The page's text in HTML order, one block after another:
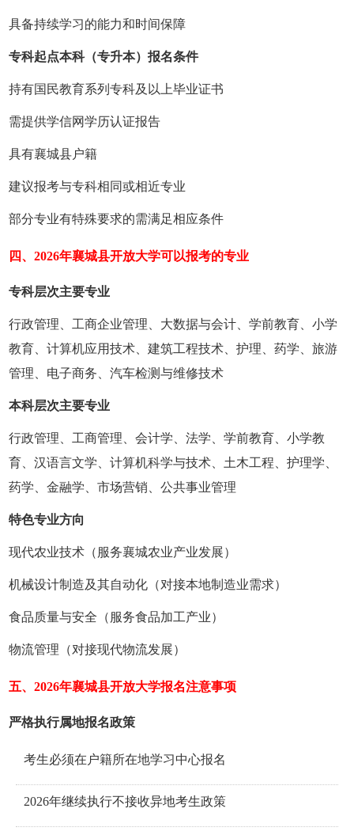
具备持续学习的能力和时间保障
专科起点本科（专升本）报名条件
持有国民教育系列专科及以上毕业证书
需提供学信网学历认证报告
具有襄城县户籍
建议报考与专科相同或相近专业
部分专业有特殊要求的需满足相应条件
四、2026年襄城县开放大学可以报考的专业
专科层次主要专业
行政管理、工商企业管理、大数据与会计、学前教育、小学
教育、计算机应用技术、建筑工程技术、护理、药学、旅游
管理、电子商务、汽车检测与维修技术
本科层次主要专业
行政管理、工商管理、会计学、法学、学前教育、小学教
育、汉语言文学、计算机科学与技术、土木工程、护理学、
药学、金融学、市场营销、公共事业管理
特色专业方向
现代农业技术（服务襄城农业产业发展）
机械设计制造及其自动化（对接本地制造业需求）
食品质量与安全（服务食品加工产业）
物流管理（对接现代物流发展）
五、2026年襄城县开放大学报名注意事项
严格执行属地报名政策
考生必须在户籍所在地学习中心报名
2026年继续执行不接收异地考生政策